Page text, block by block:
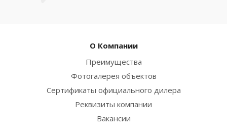
О Компании
Преимущества
Фотогалерея объектов
Сертификаты официального дилера
Реквизиты компании
Вакансии